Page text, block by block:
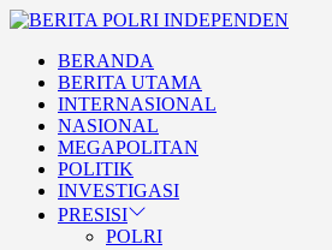
Skip
content
BERITA POLRI
INDEPENDEN
BERANDA
BERITA UTAMA
INTERNASIONAL
NASIONAL
MEGAPOLITAN
POLITIK
INVESTIGASI
PRESISI
POLRI